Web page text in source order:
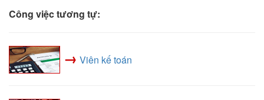
Công việc tương tự:
→ Viên kế toán